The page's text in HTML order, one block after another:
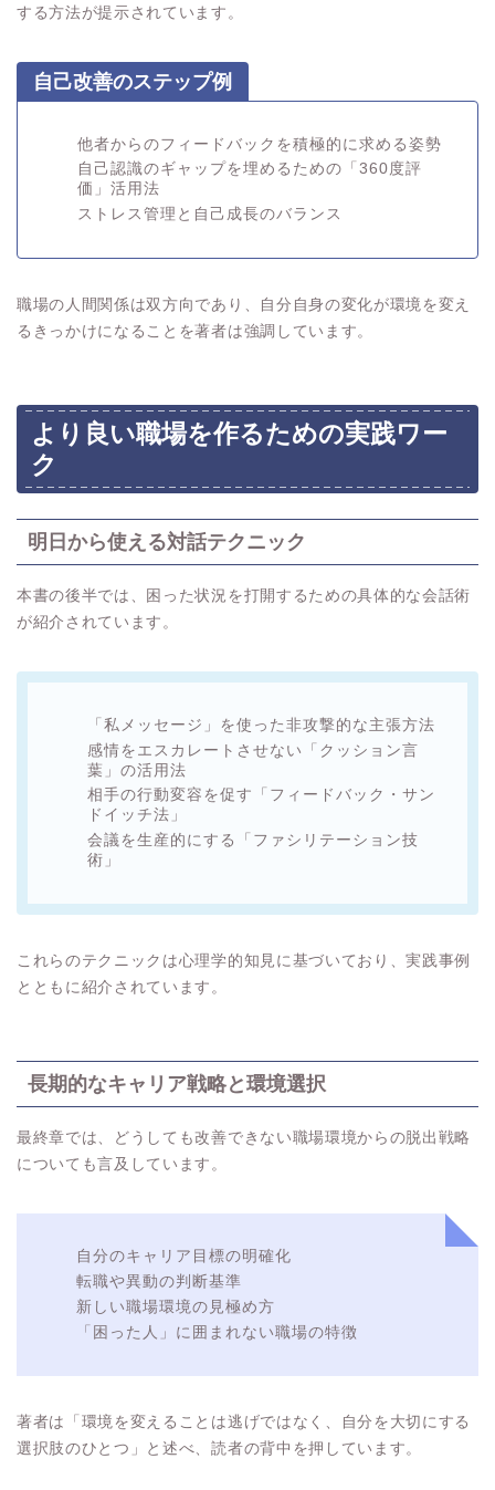
する方法が提示されています。
自己改善のステップ例
他者からのフィードバックを積極的に求める姿勢
自己認識のギャップを埋めるための「360度評
価」活用法
ストレス管理と自己成長のバランス
職場の人間関係は双方向であり、自分自身の変化が環境を変え
るきっかけになることを著者は強調しています。
より良い職場を作るための実践ワー
ク
明日から使える対話テクニック
本書の後半では、困った状況を打開するための具体的な会話術
が紹介されています。
「私メッセージ」を使った非攻撃的な主張方法
感情をエスカレートさせない「クッション言
葉」の活用法
相手の行動変容を促す「フィードバック・サン
ドイッチ法」
会議を生産的にする「ファシリテーション技
術」
これらのテクニックは心理学的知見に基づいており、実践事例
とともに紹介されています。
長期的なキャリア戦略と環境選択
最終章では、どうしても改善できない職場環境からの脱出戦略
についても言及しています。
自分のキャリア目標の明確化
転職や異動の判断基準
新しい職場環境の見極め方
「困った人」に囲まれない職場の特徴
著者は「環境を変えることは逃げではなく、自分を大切にする
選択肢のひとつ」と述べ、読者の背中を押しています。